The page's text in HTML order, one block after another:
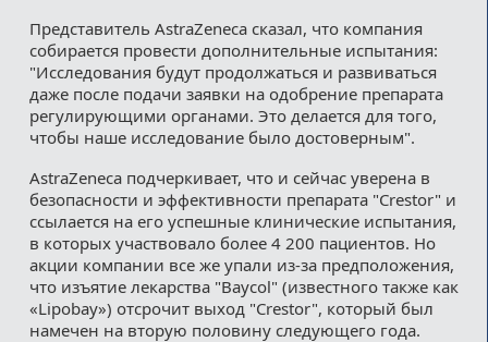
Представитель AstraZeneca сказал, что компания
собирается провести дополнительные испытания:
"Исследования будут продолжаться и развиваться
даже после подачи заявки на одобрение препарата
регулирующими органами. Это делается для того,
чтобы наше исследование было достоверным".
AstraZeneca подчеркивает, что и сейчас уверена в
безопасности и эффективности препарата "Crestor" и
ссылается на его успешные клинические испытания,
в которых участвовало более 4 200 пациентов. Но
акции компании все же упали из-за предположения,
что изъятие лекарства "Baycol" (известного также как
«Lipobay») отсрочит выход "Crestor", который был
намечен на вторую половину следующего года.